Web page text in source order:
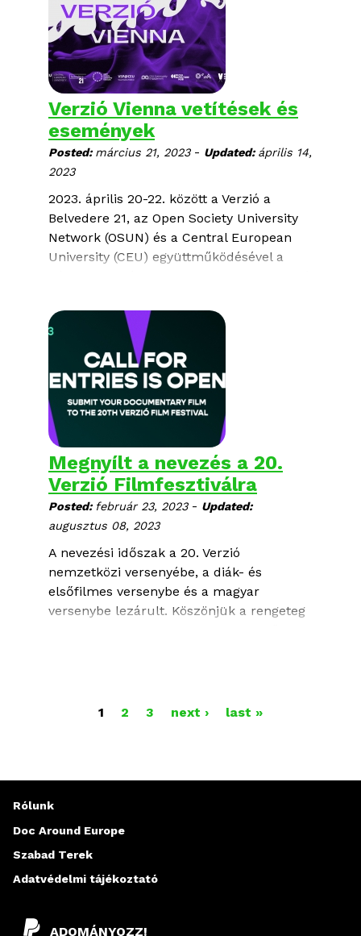
csoportokat és képes új közönséget
vonzani a fesztiválra.
Verzió Vienna vetítések és
események
Posted:március 21, 2023 - Updated:április 14,
2023
2023. április 20-22. között a Verzió a
Belvedere 21, az Open Society University
Network (OSUN) és a Central European
University (CEU) együttműködésével a
dokumentumfilm kerül vetítésre a Blickle
Kino termeiben, a CEU campuson pedig
mesterkurzuson vehetnek részt az
érdeklődők.
Megnyílt a nevezés a 20.
Verzió Filmfesztiválra
Posted: február 23, 2023 - Updated:
augusztus 08, 2023
A nevezési időszak a 20. Verzió
nemzetközi versenyébe, a diák- és
elsőfilmes versenybe és a magyar
versenybe lezárult. Köszönjük a rengeteg
augusztus 28-ig lehet VR-alkotásokat
Nevezd VR-alkotásodat a 20. Verzió
keretében zajló Vektor VR 2023 programra
D
A
L
A
1 2 3 next › last »
ADOMÁNYOZZ!
Rólunk
Doc Around Europe
Szabad Terek
Adatvédelmi tájékoztató